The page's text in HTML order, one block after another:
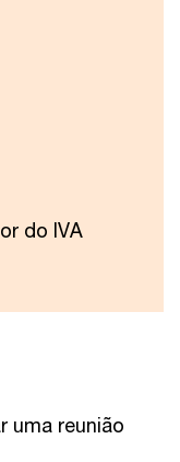
do IVA
uma reunião